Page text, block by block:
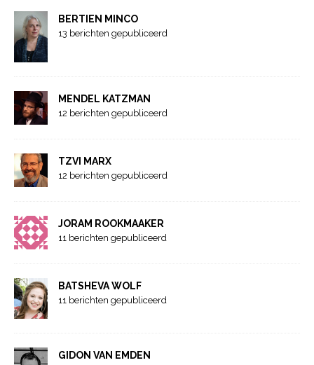
BERTIEN MINCO
13 berichten gepubliceerd
MENDEL KATZMAN
12 berichten gepubliceerd
TZVI MARX
12 berichten gepubliceerd
JORAM ROOKMAAKER
11 berichten gepubliceerd
BATSHEVA WOLF
11 berichten gepubliceerd
GIDON VAN EMDEN